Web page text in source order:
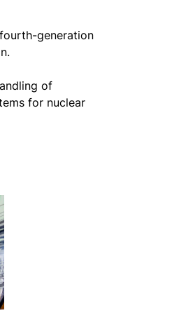
generation
of
for nuclear